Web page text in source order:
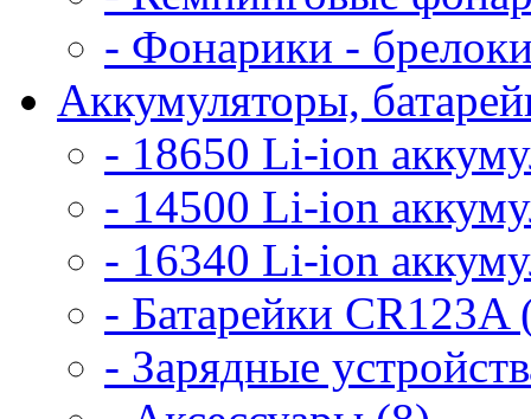
- Фонарики -
Аккумуляторы,
- 18650 Li-ion
- 14500 Li-ion
- 16340 Li-ion
- Батарейки CR123A
- Зарядные